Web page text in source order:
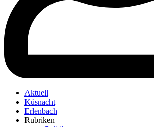
Aktuell
Küsnacht
Erlenbach
Rubriken